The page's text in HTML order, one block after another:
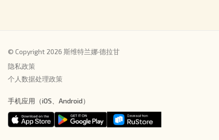
© Copyright 2026 斯维特兰娜·德拉甘
隐私政策
个人数据处理政策
手机应用（iOS、Android）